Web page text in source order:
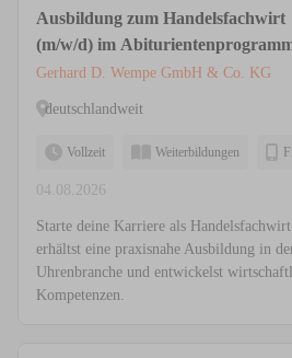
Ausbildung zum Handelsfachwirt
(m/w/d) im
Gerhard D. Wempe GmbH & Co. KG
deutschlandweit
Vollzeit Weiterbildungen
04.08.2026
Starte deine Karriere als
erhältst eine praxisnahe Ausbildung in
Uhrenbranche und entwickelst
Kompetenzen.